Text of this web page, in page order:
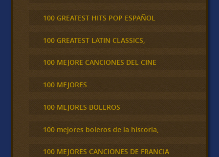
100 GREATEST HITS POP ESPAÑOL
100 GREATEST LATIN CLASSICS,
100 MEJORE CANCIONES DEL CINE
100 MEJORES
100 MEJORES BOLEROS
100 mejores boleros de la historia,
100 MEJORES CANCIONES DE FRANCIA